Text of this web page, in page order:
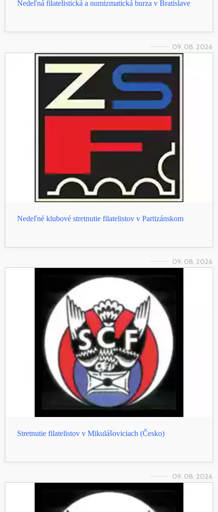
Nedeľná filatelistická a numizmatická burza v Bratislave
09. 08. 2026
Nedeľné klubové stretnutie filatelistov v Partizánskom
09. 08. 2026
Stretnutie filatelistov v Mikulášoviciach (Česko)
09. 08. 2026